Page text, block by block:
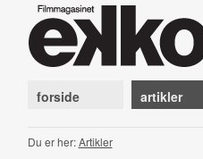
forside artikler
Du er her:Artikler